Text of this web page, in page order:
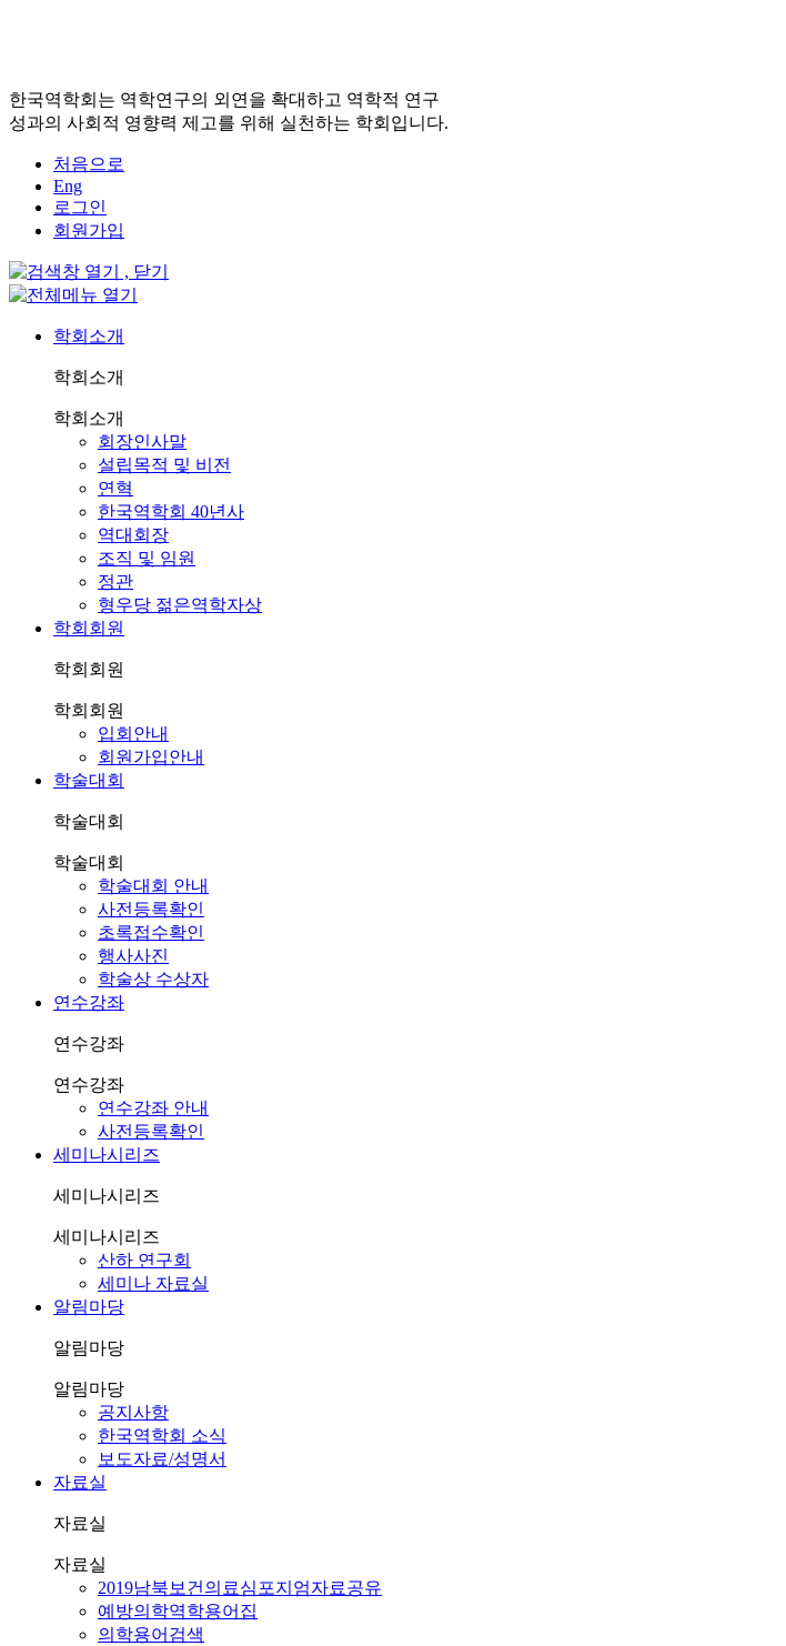
한국역학회는 역학연구의 외연을 확대하고 역학적 연구
성과의 사회적 영향력 제고를 위해 실천하는 학회입니다.
처음으로
Eng
로그인
회원가입
학회소개
학회소개
학회소개
회장인사말
설립목적 및 비전
연혁
한국역학회 40년사
역대회장
조직 및 임원
정관
형우당 젊은역학자상
학회회원
학회회원
학회회원
입회안내
회원가입안내
학술대회
학술대회
학술대회
학술대회 안내
사전등록확인
초록접수확인
행사사진
학술상 수상자
연수강좌
연수강좌
연수강좌
연수강좌 안내
사전등록확인
세미나시리즈
세미나시리즈
세미나시리즈
산하 연구회
세미나 자료실
알림마당
알림마당
알림마당
공지사항
한국역학회 소식
보도자료/성명서
자료실
자료실
자료실
2019남북보건의료심포지엄자료공유
예방의학역학용어집
의학용어검색